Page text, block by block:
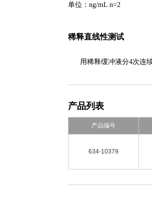
单位：ng/mL n=2
稀释直线性测试
用稀释缓冲液分4次连
产品列表
产品编号
634-10379